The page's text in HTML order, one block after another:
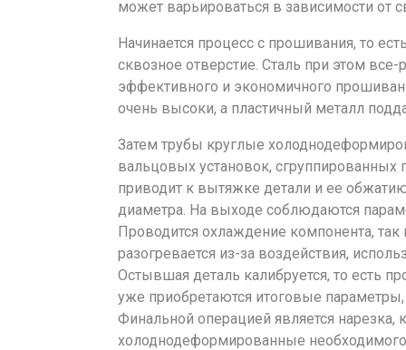
может варьироваться в зависимости от
Начинается процесс с прошивания, то
сквозное отверстие. Сталь при этом
эффективного и экономичного
очень высоки, а пластичный металл
Затем трубы круглые
вальцовых установок, сгруппированных
приводит к вытяжке детали и ее
диаметра. На выходе соблюдаются
Проводится охлаждение компонента,
разогревается из-за воздействия,
Остывшая деталь калибруется, то есть
уже приобретаются итоговые
Финальной операцией является нарезка,
холоднодеформированные необходимого